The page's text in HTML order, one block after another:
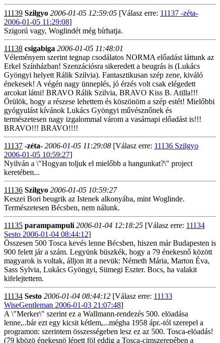
11139 Szilgyo 2006-01-05 12:59:05 [Válasz erre: 11137 -zéta-
2006-01-05 11:29:08]
Szigorú vagy, Woglindét még bírhatja.
11138 csigabiga 2006-01-05 11:48:01
Véleményem szerint tegnap csodálatos NORMA előadást láttunk az
Erkel Színházban! Szenzációsra sikeredett a beugrás is (Lukács
Gyöngyi helyett Rálik Szilvia). Fantasztikusan szép zene, kiváló
énekesek! A végén nagy ünneplés, jó érzés volt csak elégedett
arcokat látni! BRAVO Rálik Szilvia, BRAVO Kiss B. Atilla!!!
Örülök, hogy a részese lehettem és köszönöm a szép estét! Mielőbbi
gyógyulást kívánok Lukács Gyöngyi művésznőnek és
természetesen nagy izgalommal várom a vasárnapi előadást is!!!
BRAVO!!! BRAVO!!!!
11137 -zéta- 2006-01-05 11:29:08 [Válasz erre: 11136 Szilgyo
2006-01-05 10:59:27]
Nyilván a \"Hogyan toljuk el mielőbb a hangunkat?\" project
keretében...
11136 Szilgyo 2006-01-05 10:59:27
Keszei Bori beugrik az Istenek alkonyába, mint Woglinde.
Természetesen Bécsben, nem nálunk.
11135 parampampuli 2006-01-04 12:18:25 [Válasz erre: 11134
Sesto 2006-01-04 08:44:12]
Összesen 500 Tosca kevés lenne Bécsben, hiszen már Budapesten is
900 felett jár a szám. Legyünk büszkék, hogy a 79 énekesnő között
magyarok is voltak, álljon itt a nevük: Németh Mária, Marton Éva,
Sass Sylvia, Lukács Gyöngyi, Sümegi Eszter. Bocs, ha valakit
kifelejtettem.
11134 Sesto 2006-01-04 08:44:12 [Válasz erre: 11133
WiseGentleman 2006-01-03 21:07:48]
A \"Merker\" szerint ez a Wallmann-rendezés 500. elöadása
lenne,..bár ezt egy kicsit kétlem,...mégha 1958 ápr.-tól szerepel a
programon: szerintem összességeben lesz ez az 500. Tosca-elöadás!
(79 kbözö énekesnö lépett föl eddig a Tosca-cimszerepében a